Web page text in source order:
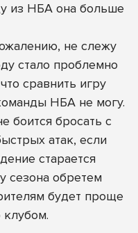
из НБА она больше
не слежу
стало проблемно
сравнить игру
НБА не могу.
боится бросать с
атак, если
старается
сезона обретем
будет проще
клубом.